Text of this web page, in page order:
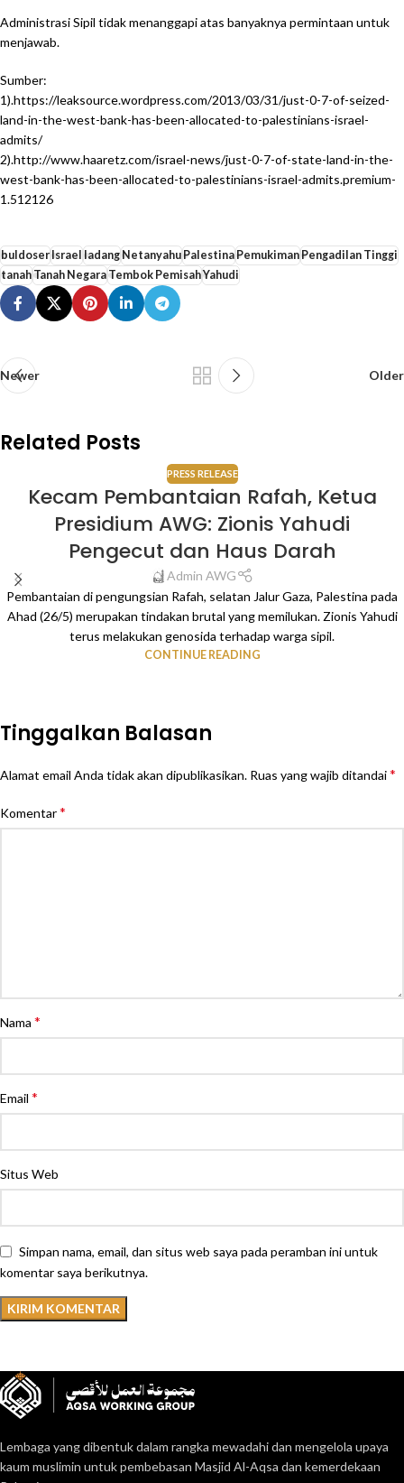
Administrasi Sipil tidak menanggapi atas banyaknya permintaan untuk
menjawab.
Sumber:
1).https://leaksource.wordpress.com/2013/03/31/just-0-7-of-seized-
land-in-the-west-bank-has-been-allocated-to-palestinians-israel-
admits/
2).http://www.haaretz.com/israel-news/just-0-7-of-state-land-in-the-
west-bank-has-been-allocated-to-palestinians-israel-admits.premium-
1.512126
buldoserIsrael ladangNetanyahuPalestinaPemukimanPengadilan Tinggi
tanahTanah NegaraTembok PemisahYahudi
Newer Older
Related Posts
PRESS RELEASE
Kecam Pembantaian Rafah, Ketua
Presidium AWG: Zionis Yahudi
Pengecut dan Haus Darah
Admin AWG
Pembantaian di pengungsian Rafah, selatan Jalur Gaza, Palestina pada
Ahad (26/5) merupakan tindakan brutal yang memilukan. Zionis Yahudi
terus melakukan genosida terhadap warga sipil.
CONTINUE READING
Tinggalkan Balasan
Alamat email Anda tidak akan dipublikasikan. Ruas yang wajib ditandai*
Komentar*
Nama *
Email *
Situs Web
Simpan nama, email, dan situs web saya pada peramban ini untuk
komentar saya berikutnya.
Lembaga yang dibentuk dalam rangka mewadahi dan mengelola upaya
kaum muslimin untuk pembebasan Masjid Al-Aqsa dan kemerdekaan